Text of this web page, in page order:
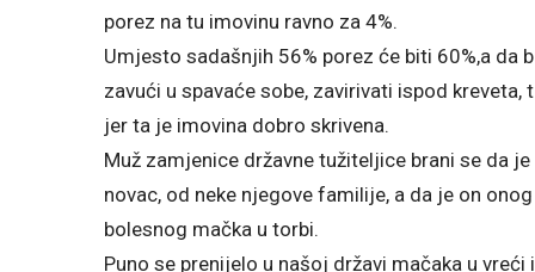
porez na tu imovinu ravno za 4%.
Umjesto sadašnjih 56% porez će biti 60%,a
zavući u spavaće sobe, zavirivati ispod
jer ta je imovina dobro skrivena.
Muž zamjenice državne tužiteljice brani se da
novac, od neke njegove familije, a da je on
bolesnog mačka u torbi.
Puno se prenijelo u našoj državi mačaka u